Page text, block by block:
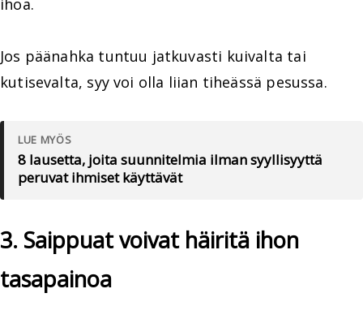
ihoa.
Jos päänahka tuntuu jatkuvasti kuivalta tai
kutisevalta, syy voi olla liian tiheässä pesussa.
LUE MYÖS
8 lausetta, joita suunnitelmia ilman syyllisyyttä
peruvat ihmiset käyttävät
3. Saippuat voivat häiritä ihon
tasapainoa